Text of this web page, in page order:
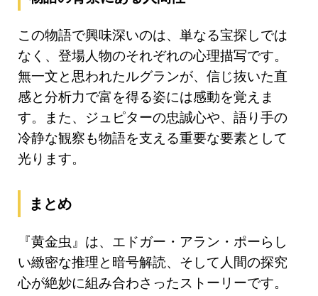
この物語で興味深いのは、単なる宝探しでは
なく、登場人物のそれぞれの心理描写です。
無一文と思われたルグランが、信じ抜いた直
感と分析力で富を得る姿には感動を覚えま
す。また、ジュピターの忠誠心や、語り手の
冷静な観察も物語を支える重要な要素として
光ります。
まとめ
『黄金虫』は、エドガー・アラン・ポーらし
い緻密な推理と暗号解読、そして人間の探究
心が絶妙に組み合わさったストーリーです。